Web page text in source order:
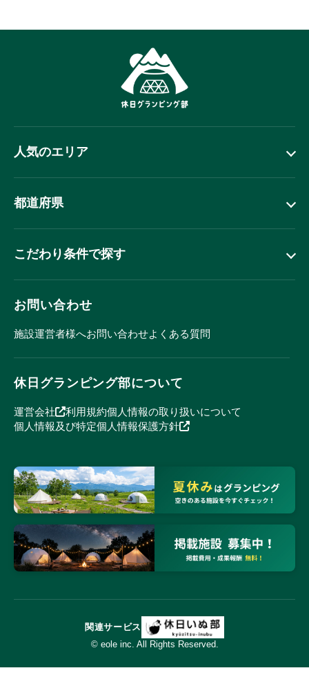
人気のエリア
都道府県
こだわり条件で探す
お問い合わせ
施設運営者様へお問い合わせよくある質問
休日グランピング部について
運営会社 利用規約個人情報の取り扱いについて
個人情報及び特定個人情報保護方針
関連サービス
© eole inc. All Rights Reserved.